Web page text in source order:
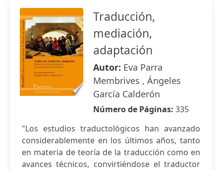
Traducción,
mediación,
adaptación
Autor: Eva Parra
Membrives , Ángeles
García Calderón
Número de Páginas: 335
"Los estudios traductológicos han avanzado
considerablemente en los últimos años, tanto
en materia de teoría de la traducción como en
avances técnicos, convirtiéndose el traductor